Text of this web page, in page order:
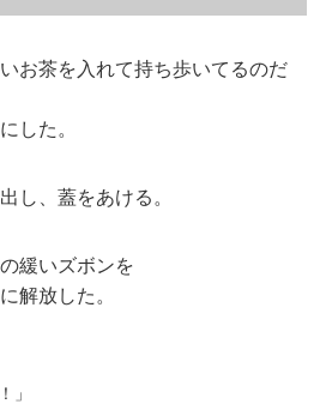
お茶を入れて持ち歩いてるのだ
した。
し、蓋をあける。
緩いズボンを
解放した。
」